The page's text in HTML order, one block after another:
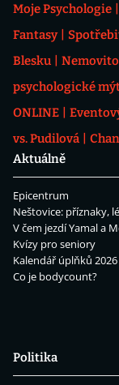
Moje Psychologie
Fantasy
Blesku
psychologické
ONLINE
vs. Pudilová
Aktuálně
Epicentrum
Neštovice: příznaky,
V čem jezdí Yamal a
Kvízy pro seniory
Kalendář úplňků 2026
Co je bodycount?
Politika